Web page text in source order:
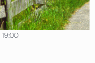
19:00